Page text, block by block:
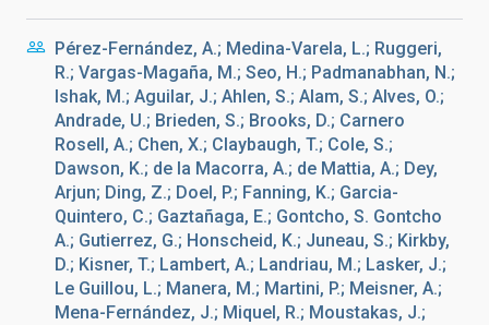
Pérez-Fernández, A.; Medina-Varela, L.; Ruggeri,
R.; Vargas-Magaña, M.; Seo, H.; Padmanabhan, N.;
Ishak, M.; Aguilar, J.; Ahlen, S.; Alam, S.; Alves, O.;
Andrade, U.; Brieden, S.; Brooks, D.; Carnero
Rosell, A.; Chen, X.; Claybaugh, T.; Cole, S.;
Dawson, K.; de la Macorra, A.; de Mattia, A.; Dey,
Arjun; Ding, Z.; Doel, P.; Fanning, K.; Garcia-
Quintero, C.; Gaztañaga, E.; Gontcho, S. Gontcho
A.; Gutierrez, G.; Honscheid, K.; Juneau, S.; Kirkby,
D.; Kisner, T.; Lambert, A.; Landriau, M.; Lasker, J.;
Le Guillou, L.; Manera, M.; Martini, P.; Meisner, A.;
Mena-Fernández, J.; Miquel, R.; Moustakas, J.;